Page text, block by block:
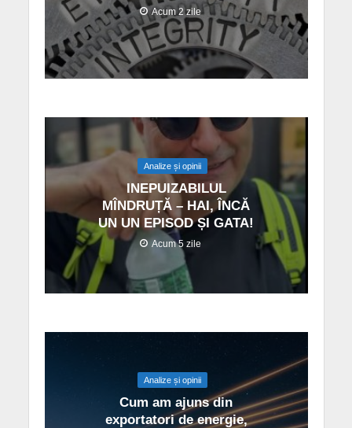
Acum 2 zile
Analize și opinii
INEPUIZABILUL
MÎNDRUȚĂ – HAI, ÎNCĂ
UN UN EPISOD ȘI GATA!
Acum 5 zile
Analize și opinii
Cum am ajuns din
exportatori de energie,